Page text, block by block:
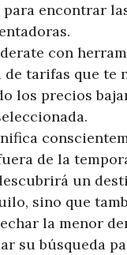
para encontrar
con
de tarifas que te
los precios
de la
un
sino que
la menor
su búsqueda